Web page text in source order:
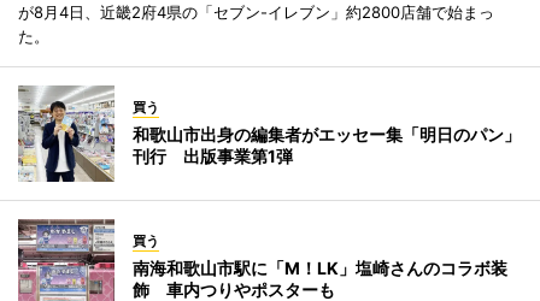
が8月4日、近畿2府4県の「セブン-イレブン」約2800店舗で始まっ
た。
買う
和歌山市出身の編集者がエッセー集「明日のパン」
刊行 出版事業第1弾
買う
南海和歌山市駅に「M！LK」塩崎さんのコラボ装
飾 車内つりやポスターも